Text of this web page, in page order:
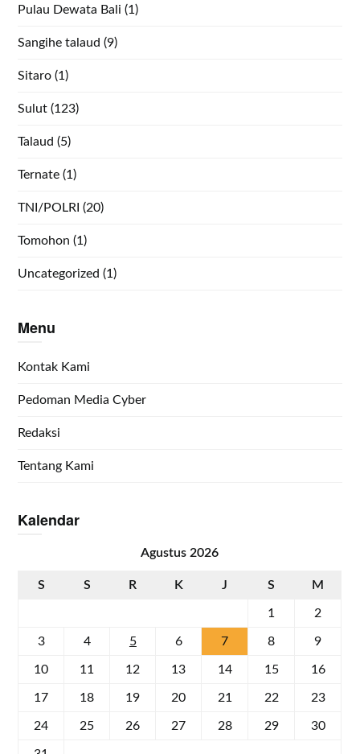
Pulau Dewata Bali (1)
Sangihe talaud (9)
Sitaro (1)
Sulut (123)
Talaud (5)
Ternate (1)
TNI/POLRI (20)
Tomohon (1)
Uncategorized (1)
Menu
Kontak Kami
Pedoman Media Cyber
Redaksi
Tentang Kami
Kalendar
Agustus 2026
S S R K J S M
1 2
3 4 5 6 7 8 9
10 11 12 13 14 15 16
17 18 19 20 21 22 23
24 25 26 27 28 29 30